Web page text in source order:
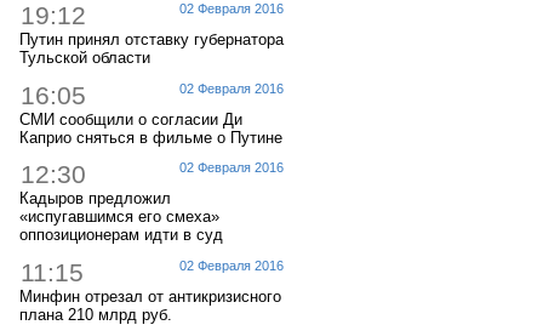
02 Февраля 2016
19:12
Путин принял отставку губернатора
Тульской области
02 Февраля 2016
16:05
СМИ сообщили о согласии Ди
Каприо сняться в фильме о Путине
02 Февраля 2016
12:30
Кадыров предложил
«испугавшимся его смеха»
оппозиционерам идти в суд
02 Февраля 2016
11:15
Минфин отрезал от антикризисного
плана 210 млрд руб.